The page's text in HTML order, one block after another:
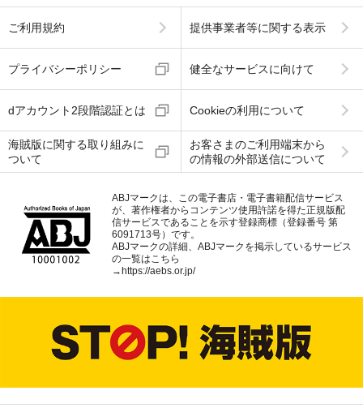
ご利用規約 提供事業者等に関する表示
プライバシーポリシー 健全なサービスに向けて
dアカウント2段階認証とは Cookieの利用について
海賊版に関する取り組みに
ついて
お客さまのご利用端末から
の情報の外部送信について
ABJマークは、この電子書店・電子書籍配信サービス
が、著作権者からコンテンツ使用許諾を得た正規版配
信サービスであることを示す登録商標（登録番号 第
6091713号）です。
ABJマークの詳細、ABJマークを掲示しているサービス
の一覧はこちら
→ https://aebs.or.jp/